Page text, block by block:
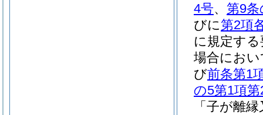
4号、 第9条
びに第2項
に規定す
場合におい
び前条第1
の5第1項第
「子が離